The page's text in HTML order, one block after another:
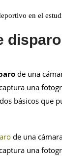
disparo
de una
una
básicos que
de una
una